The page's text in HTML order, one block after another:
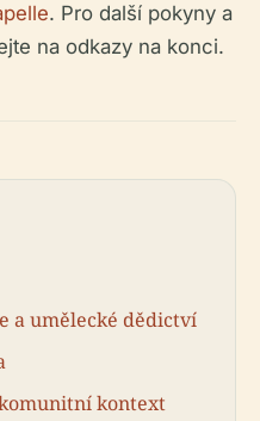
. Pro další pokyny a
na odkazy na konci.
a umělecké dědictví
kontext